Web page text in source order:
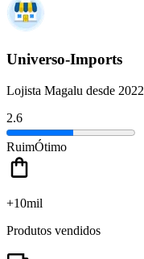
Universo-Imports
Lojista Magalu desde 2022
2.6
RuimÓtimo
+10mil
Produtos vendidos